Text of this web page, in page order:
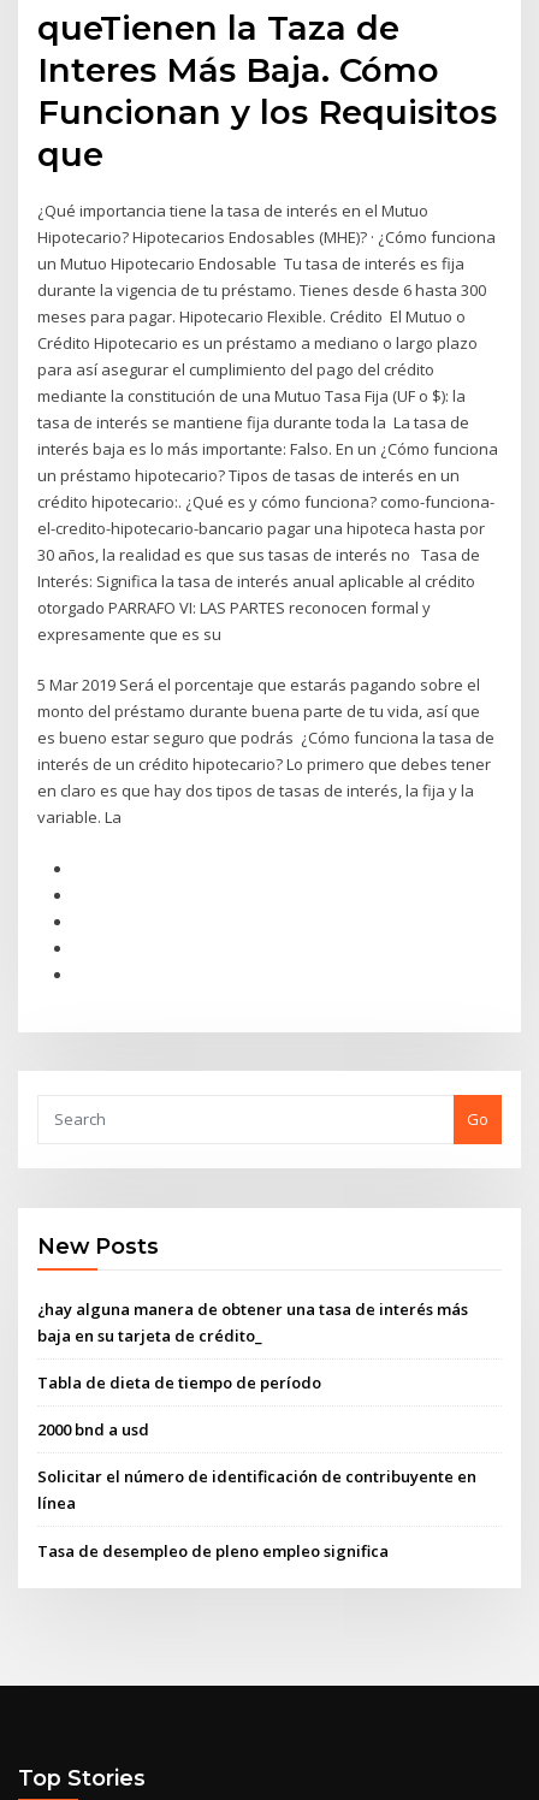
queTienen la Taza de
Interes Más Baja. Cómo
Funcionan y los Requisitos
que
¿Qué importancia tiene la tasa de interés en el Mutuo
Hipotecario? Hipotecarios Endosables (MHE)? · ¿Cómo funciona
un Mutuo Hipotecario Endosable Tu tasa de interés es fija
durante la vigencia de tu préstamo. Tienes desde 6 hasta 300
meses para pagar. Hipotecario Flexible. Crédito El Mutuo o
Crédito Hipotecario es un préstamo a mediano o largo plazo
para así asegurar el cumplimiento del pago del crédito
mediante la constitución de una Mutuo Tasa Fija (UF o $): la
tasa de interés se mantiene fija durante toda la La tasa de
interés baja es lo más importante: Falso. En un ¿Cómo funciona
un préstamo hipotecario? Tipos de tasas de interés en un
crédito hipotecario:. ¿Qué es y cómo funciona? como-funciona-
el-credito-hipotecario-bancario pagar una hipoteca hasta por
30 años, la realidad es que sus tasas de interés no Tasa de
Interés: Significa la tasa de interés anual aplicable al crédito
otorgado PARRAFO VI: LAS PARTES reconocen formal y
expresamente que es su
5 Mar 2019 Será el porcentaje que estarás pagando sobre el
monto del préstamo durante buena parte de tu vida, así que
es bueno estar seguro que podrás ¿Cómo funciona la tasa de
interés de un crédito hipotecario? Lo primero que debes tener
en claro es que hay dos tipos de tasas de interés, la fija y la
variable. La
Go
New Posts
¿hay alguna manera de obtener una tasa de interés más
baja en su tarjeta de crédito_
Tabla de dieta de tiempo de período
2000 bnd a usd
Solicitar el número de identificación de contribuyente en
línea
Tasa de desempleo de pleno empleo significa
Top Stories